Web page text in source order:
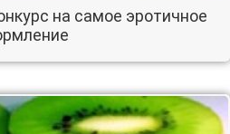
на самое эротичное